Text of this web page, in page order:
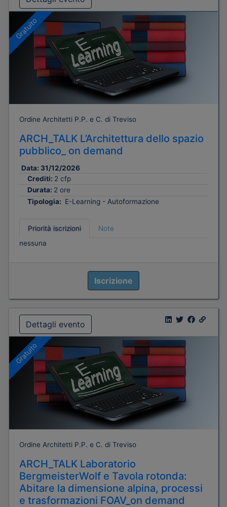
Gratuito
Ordine Architetti P.P. e C. di Treviso
ARCH_TALK L’Architettura dello spazio
pubblico_ on demand
Data: 31/12/2026
Crediti: 2 cfp
Durata: 2 ore
Tipologia: E-Learning - Autoformazione
Priorità iscrizioni
Note
nessuna
Iscrizione
Dettagli evento
Gratuito
Ordine Architetti P.P. e C. di Treviso
ARCH_TALK Laboratorio
BergmeisterWolf e Tavola rotonda:
Abitare la dimensione alpina, processi
e trasformazioni FOAV_on demand